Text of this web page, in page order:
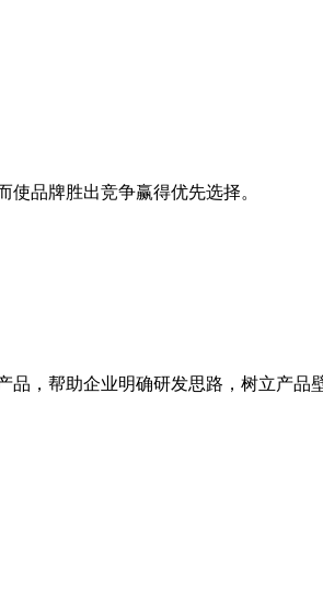
品牌胜出竞争赢得优先选择。
，帮助企业明确研发思路，树立产品